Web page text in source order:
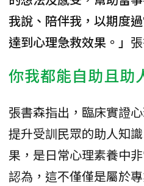
我說、陪伴我，以期度
達到心理急救效果。」
你我都能自助且助
張書森指出，臨床實證
提升受訓民眾的助人知
果，是日常心理素養中
認為，這不僅僅是屬於